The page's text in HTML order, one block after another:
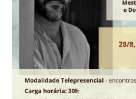
Serviço de Informação
Relatórios Estatísticos
Consulte o seu
Lei Geral de Proteção
Integração das